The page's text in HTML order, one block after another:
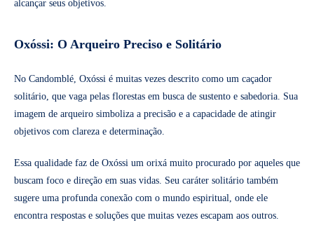
alcançar seus objetivos.
Oxóssi: O Arqueiro Preciso e Solitário
No Candomblé, Oxóssi é muitas vezes descrito como um caçador
solitário, que vaga pelas florestas em busca de sustento e sabedoria. Sua
imagem de arqueiro simboliza a precisão e a capacidade de atingir
objetivos com clareza e determinação.
Essa qualidade faz de Oxóssi um orixá muito procurado por aqueles que
buscam foco e direção em suas vidas. Seu caráter solitário também
sugere uma profunda conexão com o mundo espiritual, onde ele
encontra respostas e soluções que muitas vezes escapam aos outros.